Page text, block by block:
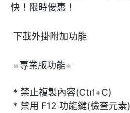
快！限時優惠！
下載外掛附加功能
=專業版功能=
* 禁止複製內容(Ctrl+C)
* 禁用 F12 功能鍵(檢查元素)